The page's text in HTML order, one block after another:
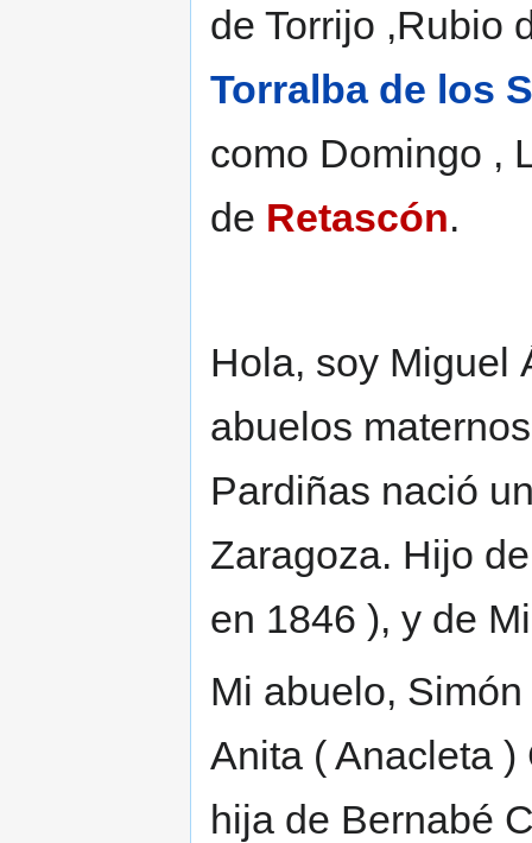
de Torrijo ,Rubio
Torralba de los
como Domingo ,
de Retascón.
Hola, soy Miguel
abuelos
Pardiñas nació
Zaragoza. Hijo
en 1846 ), y de
Mi abuelo,
Anita ( Anacleta
hija de Bernabé